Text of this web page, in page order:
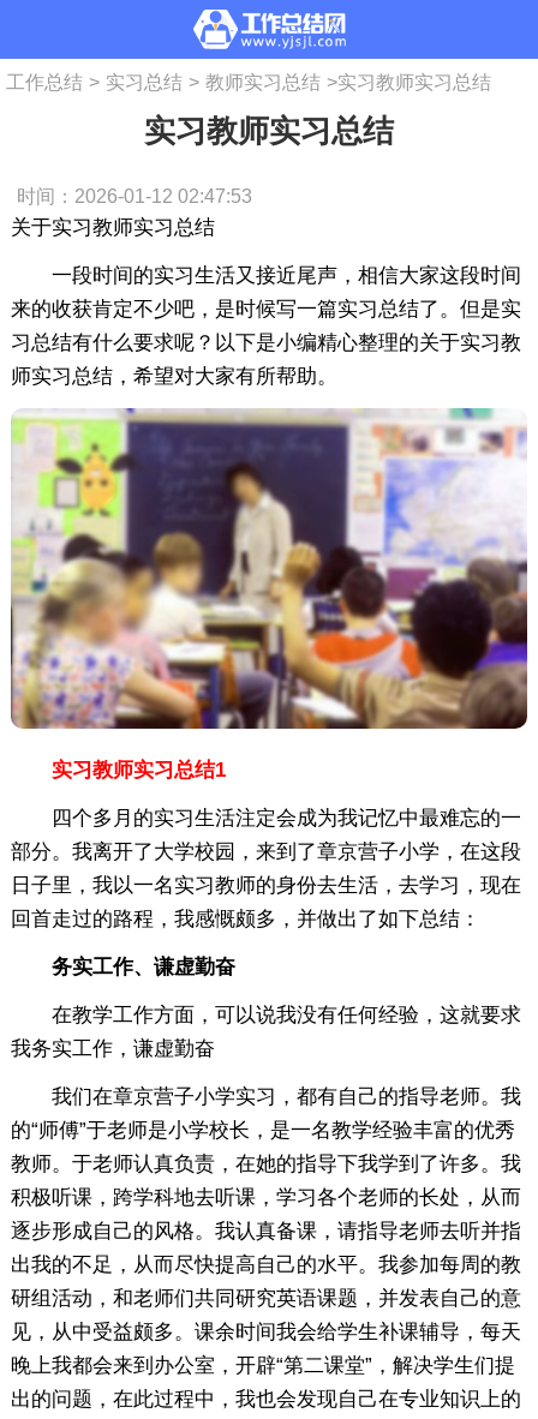
工作总结 > 实习总结 > 教师实习总结 >实习教师实习总结
实习教师实习总结
时间：2026-01-12 02:47:53
关于实习教师实习总结
一段时间的实习生活又接近尾声，相信大家这段时间
来的收获肯定不少吧，是时候写一篇实习总结了。但是实
习总结有什么要求呢？以下是小编精心整理的关于实习教
师实习总结，希望对大家有所帮助。
实习教师实习总结1
四个多月的实习生活注定会成为我记忆中最难忘的一
部分。我离开了大学校园，来到了章京营子小学，在这段
日子里，我以一名实习教师的身份去生活，去学习，现在
回首走过的路程，我感慨颇多，并做出了如下总结：
务实工作、谦虚勤奋
在教学工作方面，可以说我没有任何经验，这就要求
我务实工作，谦虚勤奋
我们在章京营子小学实习，都有自己的指导老师。我
的“师傅”于老师是小学校长，是一名教学经验丰富的优秀
教师。于老师认真负责，在她的指导下我学到了许多。我
积极听课，跨学科地去听课，学习各个老师的长处，从而
逐步形成自己的风格。我认真备课，请指导老师去听并指
出我的不足，从而尽快提高自己的水平。我参加每周的教
研组活动，和老师们共同研究英语课题，并发表自己的意
见，从中受益颇多。课余时间我会给学生补课辅导，每天
晚上我都会来到办公室，开辟“第二课堂”，解决学生们提
出的问题，在此过程中，我也会发现自己在专业知识上的